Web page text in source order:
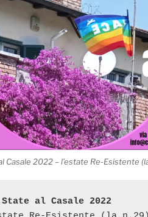
Casale 2022 – l’estate Re-Esistente
al Casale 2022